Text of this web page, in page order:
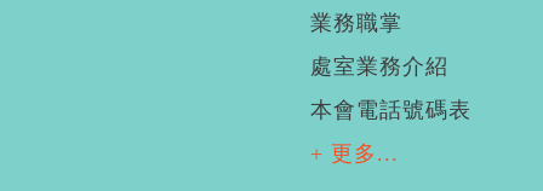
業務職掌
處室業務介紹
本會電話號碼表
+ 更多...